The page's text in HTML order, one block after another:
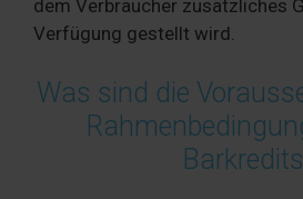
dem Verbraucher zusätzliches
Verfügung gestellt wird.
Was sind die